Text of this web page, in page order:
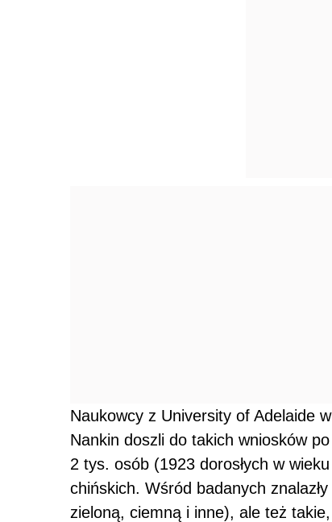
Naukowcy z University of Adelaide
Nankin doszli do takich wniosków
2 tys. osób (1923 dorosłych w
chińskich. Wśród badanych
zieloną, ciemną i inne), ale też